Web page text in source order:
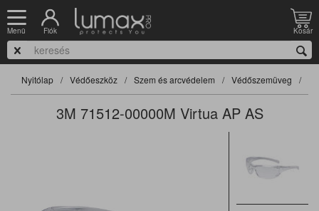
Menü Fiók Kosár
Nyitólap Védőeszköz Szem és arcvédelem Védőszemüveg
3M 71512-00000M Virtua AP AS